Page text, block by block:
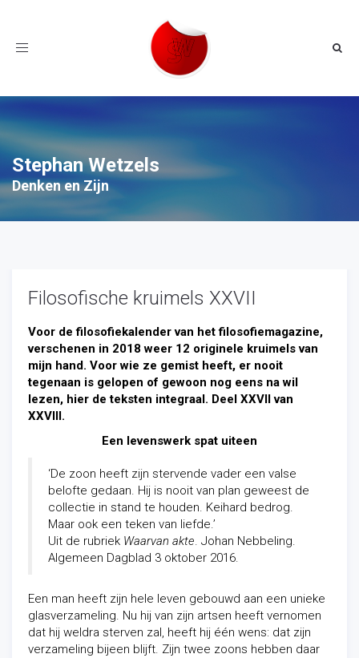
Toggle
Stephan Wetzels
Denken en Zijn
Filosofische kruimels XXVII
Voor de filosofiekalender van het filosofiemagazine,
verschenen in 2018 weer 12 originele kruimels van
mijn hand. Voor wie ze gemist heeft, er nooit
tegenaan is gelopen of gewoon nog eens na wil
lezen, hier de teksten integraal. Deel XXVII van
XXVIII.
Een levenswerk spat uiteen
‘De zoon heeft zijn stervende vader een valse
belofte gedaan. Hij is nooit van plan geweest de
collectie in stand te houden. Keihard bedrog.
Maar ook een teken van liefde.’
Uit de rubriek Waarvan akte. Johan Nebbeling.
Algemeen Dagblad 3 oktober 2016.
Een man heeft zijn hele leven gebouwd aan een unieke
glasverzameling. Nu hij van zijn artsen heeft vernomen
dat hij weldra sterven zal, heeft hij één wens: dat zijn
verzameling bijeen blijft. Zijn twee zoons hebben daar